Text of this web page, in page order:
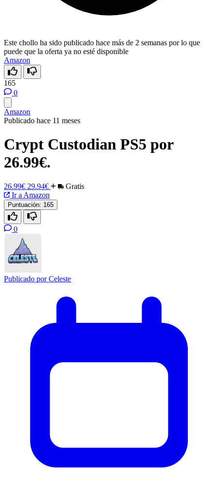
Este chollo ha sido publicado hace más de 2 semanas por lo que
puede que la oferta ya no esté disponible
Amazon
165
0
Amazon
Publicado hace 11 meses
Crypt Custodian PS5 por
26.99€.
26.99€ 29.94€
Gratis
Ir a Amazon
Puntuación: 165
0
Publicado porCeleste